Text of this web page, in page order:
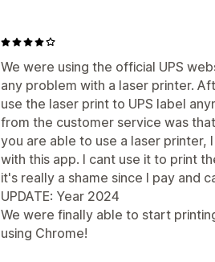
We were using the official UPS
any problem with a laser printer.
use the laser print to UPS label
from the customer service was
you are able to use a laser
with this app. I cant use it to print
it's really a shame since I pay and
UPDATE: Year 2024
We were finally able to start
using Chrome!